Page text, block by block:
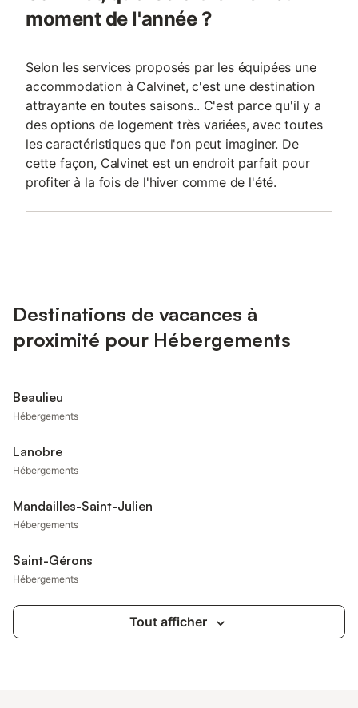
moment de l'année ?
Selon les services proposés par les équipées une
accommodation à Calvinet, c'est une destination
attrayante en toutes saisons.. C'est parce qu'il y a
des options de logement très variées, avec toutes
les caractéristiques que l'on peut imaginer. De
cette façon, Calvinet est un endroit parfait pour
profiter à la fois de l'hiver comme de l'été.
Destinations de vacances à
proximité pour Hébergements
Beaulieu
Hébergements
Lanobre
Hébergements
Mandailles-Saint-Julien
Hébergements
Saint-Gérons
Hébergements
Tout afficher